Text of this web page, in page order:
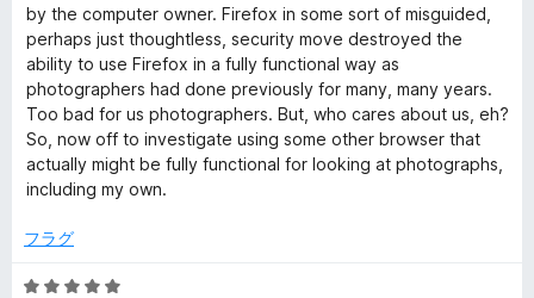
評
価
by the computer owner. Firefox in some sort of misguided,
perhaps just thoughtless, security move destroyed the
ability to use Firefox in a fully functional way as
photographers had done previously for many, many years.
Too bad for us photographers. But, who cares about us, eh?
So, now off to investigate using some other browser that
actually might be fully functional for looking at photographs,
including my own.
フラグ
5